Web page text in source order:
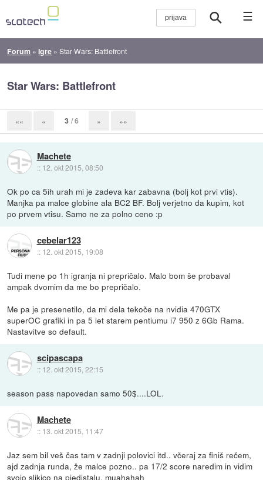
☰
Forum »Igre »Star Wars: Battlefront
Star Wars: Battlefront
«« « 3 / 6 » »»
Machete
:: 12. okt 2015, 08:50
Ok po ca 5ih urah mi je zadeva kar zabavna (bolj kot prvi vtis).
Manjka pa malce globine ala BC2 BF. Bolj verjetno da kupim, kot
po prvem vtisu. Samo ne za polno ceno :p
cebelar123
:: 12. okt 2015, 19:08
Tudi mene po 1h igranja ni prepričalo. Malo bom še probaval
ampak dvomim da me bo prepričalo.
Me pa je presenetilo, da mi dela tekoče na nvidia 470GTX
superOC grafiki in pa 5 let starem pentiumu i7 950 z 6Gb Rama.
Nastavitve so default.
scipascapa
:: 12. okt 2015, 22:15
season pass napovedan samo 50$....LOL.
Machete
:: 13. okt 2015, 11:47
Jaz sem bil veš čas tam v zadnji polovici itd.. včeraj za finiš rečem,
ajd zadnja runda, že malce pozno.. pa 17/2 score naredim in vidim
svojo slikico na piedistalu. muahahah